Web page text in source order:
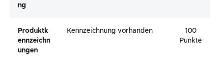
Ng
Produktk
Ennzeichn
Ungen
Kennzeichnung vorhanden
100
Punkte